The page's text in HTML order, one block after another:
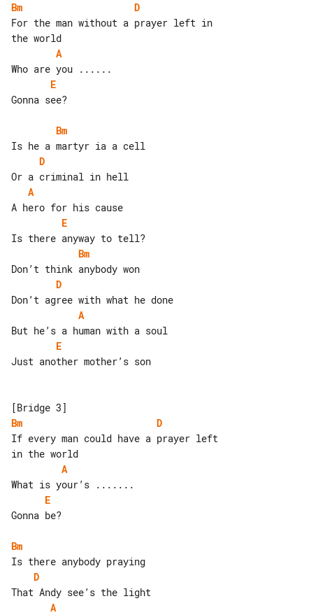
Bm
D
For the man without a prayer left in
A
E
Gonna see?
Bm
D
A
E
Bm
D
A
E
Just another mother’s son
Bm
D
If every man could have a prayer left
A
E
Gonna be?
Bm
D
A